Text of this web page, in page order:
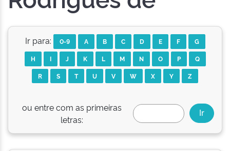
Ir para: 0-9 A B C D E F
G
H
I J K L M N O P
Q
R
S T U V W X Y Z
ou entre com as primeiras
letras: